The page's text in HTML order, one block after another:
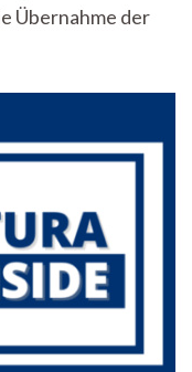
Übernahme der